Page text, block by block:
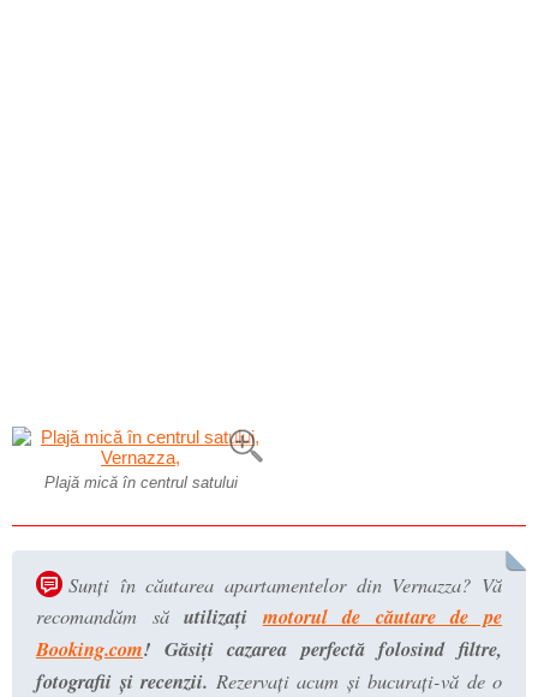
Plajă mică în centrul satului
Sunți în căutarea apartamentelor din Vernazza? Vă
recomandăm săutilizați motorul de căutare de pe
Booking.com! Găsiți cazarea perfectă folosind filtre,
fotografii și recenzii. Rezervați acum și bucurați-vă de o